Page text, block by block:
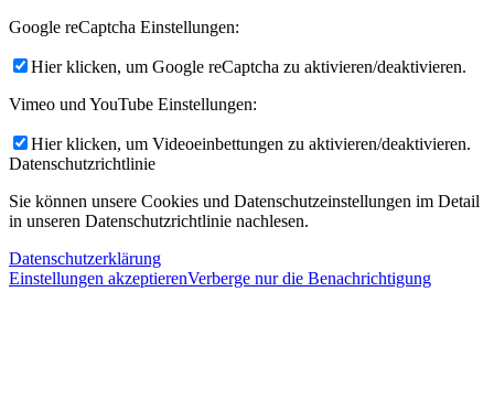
Google reCaptcha Einstellungen:
Hier klicken, um Google reCaptcha zu aktivieren/deaktivieren.
Vimeo und YouTube Einstellungen:
Hier klicken, um Videoeinbettungen zu aktivieren/deaktivieren.
Datenschutzrichtlinie
Sie können unsere Cookies und Datenschutzeinstellungen im Detail
in unseren Datenschutzrichtlinie nachlesen.
Datenschutzerklärung
Einstellungen akzeptierenVerberge nur die Benachrichtigung